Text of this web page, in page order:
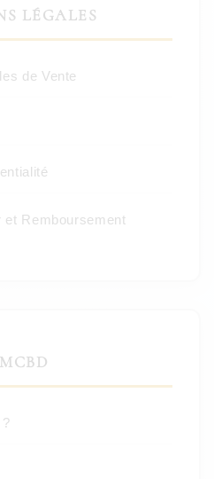
LÉGALES
de Vente
et Remboursement